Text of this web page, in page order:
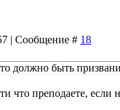
| Сообщение # 18
должно быть
что преподаете, если